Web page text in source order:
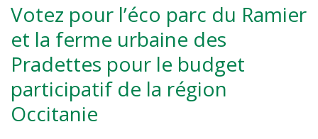
Votez pour l’éco parc du Ramier
et la ferme urbaine des
Pradettes pour le budget
participatif de la région
Occitanie